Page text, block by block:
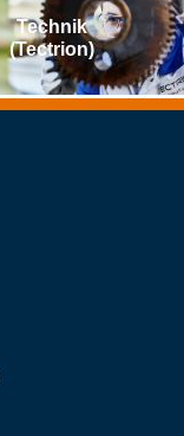
Technik
(Tectrion)